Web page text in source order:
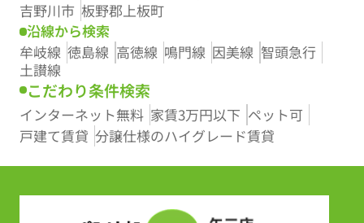
吉野川市 板野郡上板町
沿線から検索
牟岐線 徳島線 高徳線 鳴門線 因美線 智頭急行
土讃線
こだわり条件検索
インターネット無料 家賃3万円以下 ペット可
戸建て賃貸 分譲仕様のハイグレード賃貸